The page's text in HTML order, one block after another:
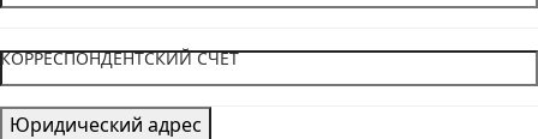
КОРРЕСПОНДЕНТСКИЙ СЧЕТ
Юридический адрес